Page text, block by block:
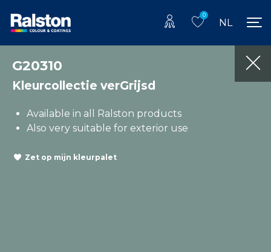
0
NL
G20310
Kleurcollectie verGrijsd
Available in all Ralston products
Also very suitable for exterior use
Zet op mijn kleurpalet